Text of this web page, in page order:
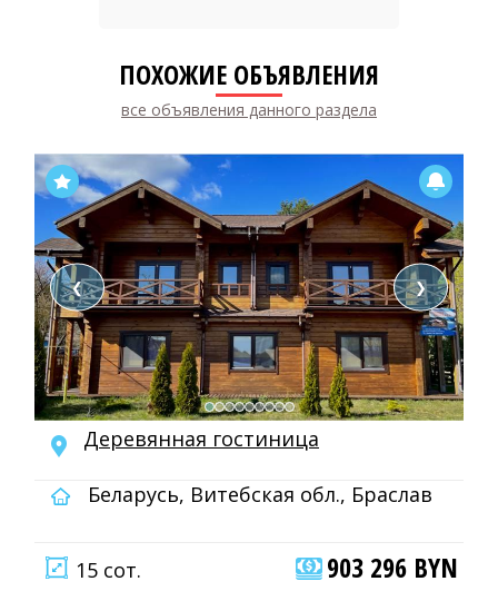
ПОХОЖИЕ ОБЪЯВЛЕНИЯ
все объявления данного раздела
❮ ❯
Деревянная гостиница
Беларусь, Витебская обл., Браслав
15 сот. 903 296 BYN